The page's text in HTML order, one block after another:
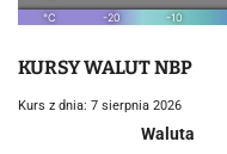
KURSY WALUT NBP
Kurs z dnia: 7 sierpnia 2026
Waluta